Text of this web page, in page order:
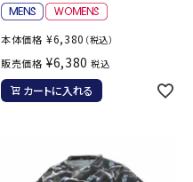
本体価格 ¥6,380 （税込）
販売価格 ¥6,380 税込
カートに入れる